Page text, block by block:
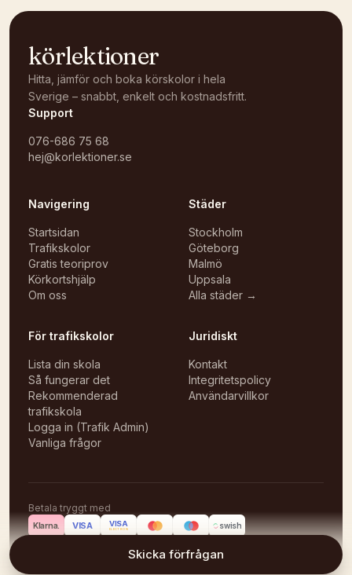
Skicka förfrågan
körlektioner
Hitta, jämför och boka körskolor i hela
Sverige – snabbt, enkelt och kostnadsfritt.
Support
076-686 75 68
hej@korlektioner.se
Navigering
Startsidan
Trafikskolor
Gratis teoriprov
Körkortshjälp
Om oss
Städer
Stockholm
Göteborg
Malmö
Uppsala
Alla städer →
För trafikskolor
Lista din skola
Så fungerar det
Rekommenderad
trafikskola
Logga in (Trafik Admin)
Vanliga frågor
Juridiskt
Kontakt
Integritetspolicy
Användarvillkor
Betala tryggt med
Klarna. VISA VISA
ELECTRON swish